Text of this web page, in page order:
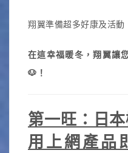
翔翼準備超多好康及活動
在這幸福暖冬，翔翼讓
🐶 ！
第一旺：日
用上網產品